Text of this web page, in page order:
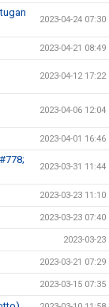
2023-04-24 07:30
2023-04-21 08:49
2023-04-12 17:22
2023-04-06 12:04
2023-04-01 16:46
2023-03-31 11:44
2023-03-23 11:10
2023-03-23 07:40
2023-03-23
2023-03-21 07:29
2023-03-15 07:35